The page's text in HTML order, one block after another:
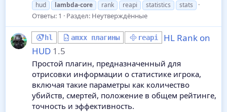
hud
lambda-core rank reapi statistics stats
Ответы: 1 Раздел: Неутверждённые
hl amxx плагины reapi
HL Rank on
HUD 1.5
Простой плагин, предназначенный для
отрисовки информации о статистике игрока,
включая такие параметры как количество
убийств, смертей, положение в общем рейтинге,
точность и эффективность.